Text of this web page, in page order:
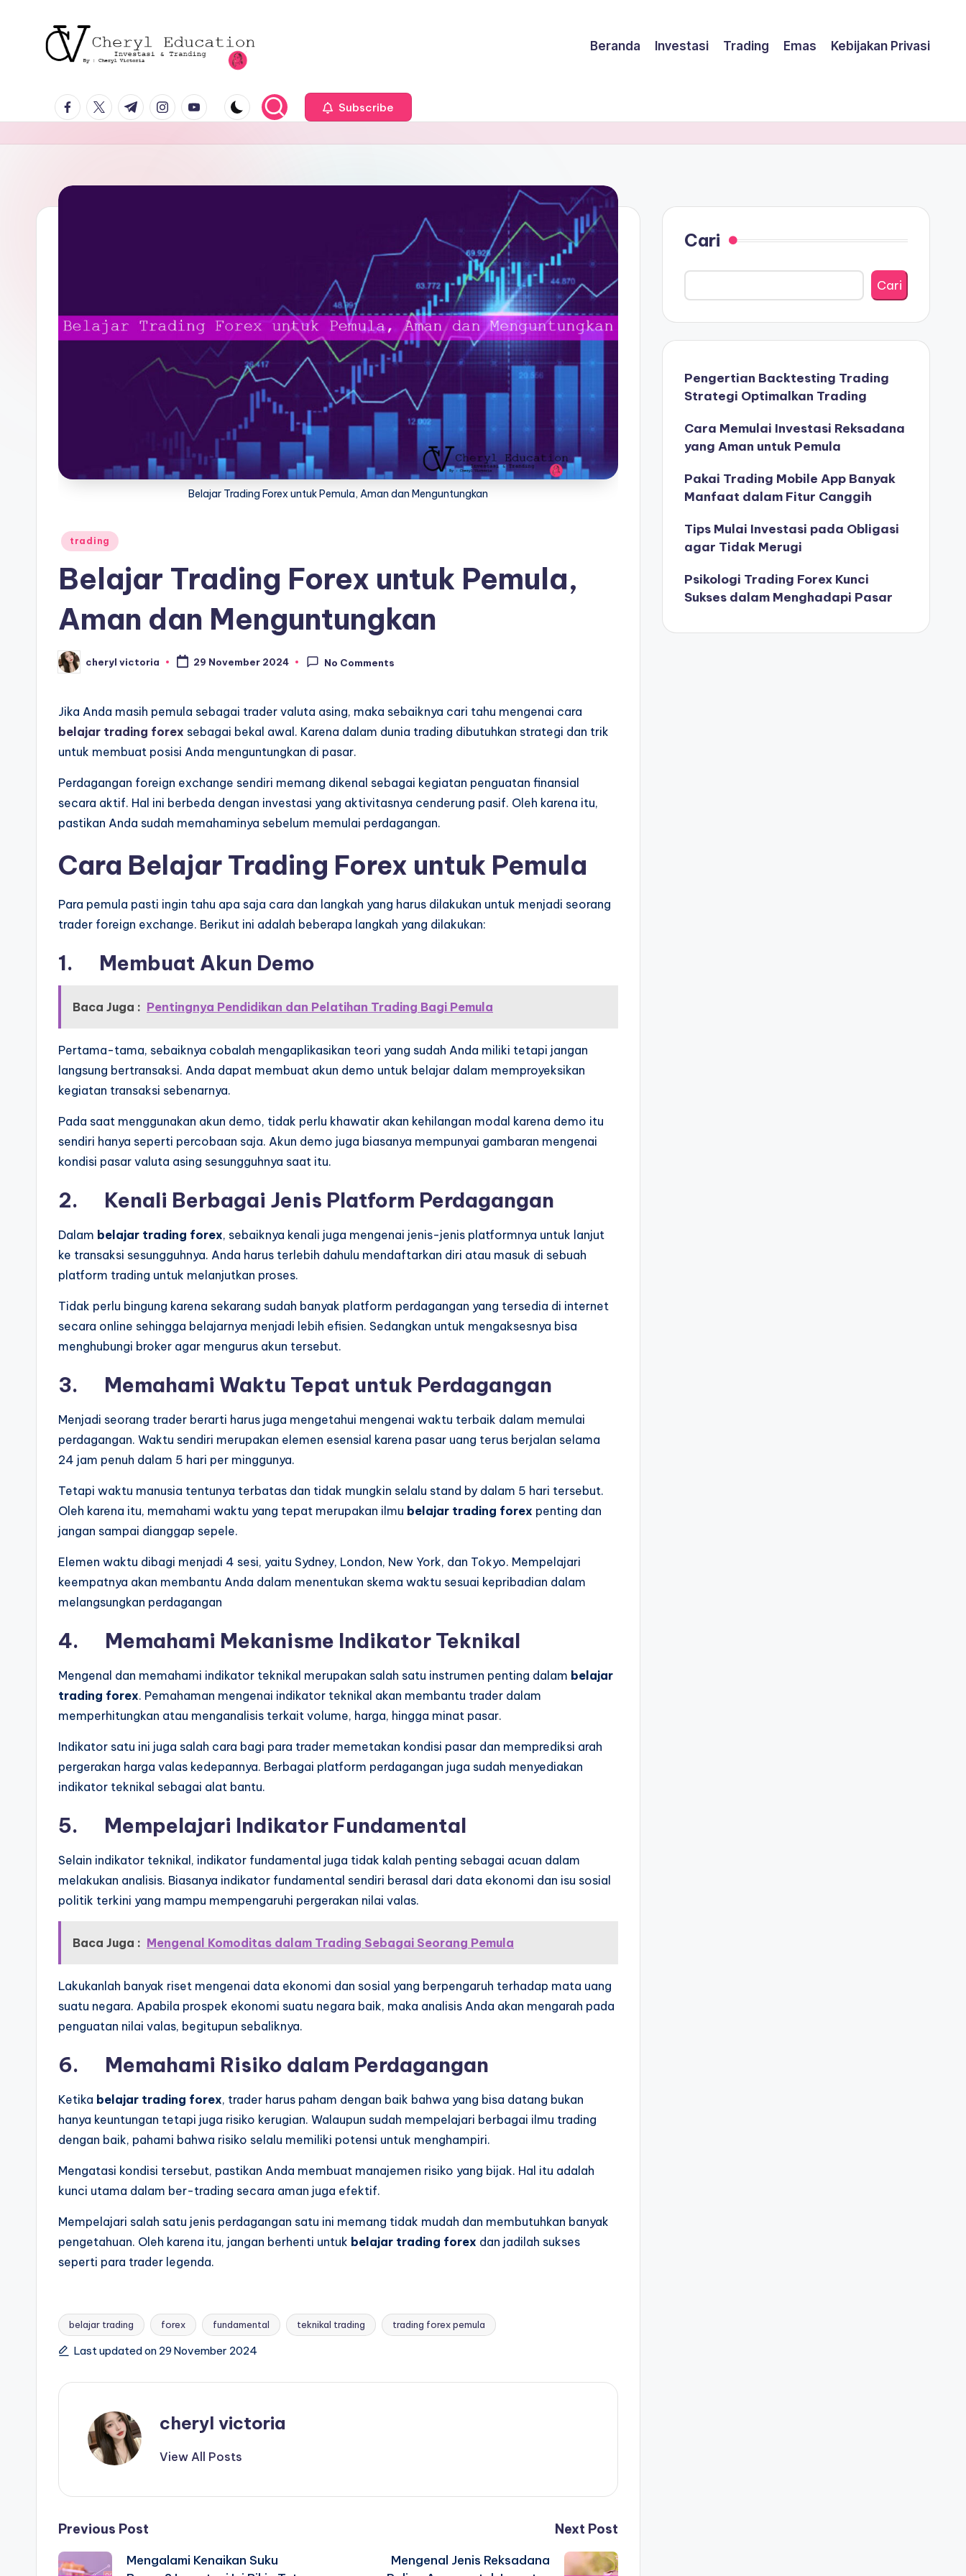
Beranda Investasi Trading Emas Kebijakan Privasi
facebook.com
twitter.com
t.me instagram.com
youtube.com Subscribe
Belajar Trading Forex untuk Pemula, Aman dan Menguntungkan
Posted
trading
Belajar Trading Forex untuk Pemula,
Aman dan Menguntungkan
Posted
by
cheryl victoria 29 November 2024 No Comments
Jika Anda masih pemula sebagai trader valuta asing, maka sebaiknya cari tahu mengenai cara
belajar trading forex sebagai bekal awal. Karena dalam dunia trading dibutuhkan strategi dan trik
untuk membuat posisi Anda menguntungkan di pasar.
Perdagangan foreign exchange sendiri memang dikenal sebagai kegiatan penguatan finansial
secara aktif. Hal ini berbeda dengan investasi yang aktivitasnya cenderung pasif. Oleh karena itu,
pastikan Anda sudah memahaminya sebelum memulai perdagangan.
Cara Belajar Trading Forex untuk Pemula
Para pemula pasti ingin tahu apa saja cara dan langkah yang harus dilakukan untuk menjadi seorang
trader foreign exchange. Berikut ini adalah beberapa langkah yang dilakukan:
1. Membuat Akun Demo
Baca Juga : Pentingnya Pendidikan dan Pelatihan Trading Bagi Pemula
Pertama-tama, sebaiknya cobalah mengaplikasikan teori yang sudah Anda miliki tetapi jangan
langsung bertransaksi. Anda dapat membuat akun demo untuk belajar dalam memproyeksikan
kegiatan transaksi sebenarnya.
Pada saat menggunakan akun demo, tidak perlu khawatir akan kehilangan modal karena demo itu
sendiri hanya seperti percobaan saja. Akun demo juga biasanya mempunyai gambaran mengenai
kondisi pasar valuta asing sesungguhnya saat itu.
2. Kenali Berbagai Jenis Platform Perdagangan
Dalam belajar trading forex, sebaiknya kenali juga mengenai jenis-jenis platformnya untuk lanjut
ke transaksi sesungguhnya. Anda harus terlebih dahulu mendaftarkan diri atau masuk di sebuah
platform trading untuk melanjutkan proses.
Tidak perlu bingung karena sekarang sudah banyak platform perdagangan yang tersedia di internet
secara online sehingga belajarnya menjadi lebih efisien. Sedangkan untuk mengaksesnya bisa
menghubungi broker agar mengurus akun tersebut.
3. Memahami Waktu Tepat untuk Perdagangan
Menjadi seorang trader berarti harus juga mengetahui mengenai waktu terbaik dalam memulai
perdagangan. Waktu sendiri merupakan elemen esensial karena pasar uang terus berjalan selama
24 jam penuh dalam 5 hari per minggunya.
Tetapi waktu manusia tentunya terbatas dan tidak mungkin selalu stand by dalam 5 hari tersebut.
Oleh karena itu, memahami waktu yang tepat merupakan ilmu belajar trading forex penting dan
jangan sampai dianggap sepele.
Elemen waktu dibagi menjadi 4 sesi, yaitu Sydney, London, New York, dan Tokyo. Mempelajari
keempatnya akan membantu Anda dalam menentukan skema waktu sesuai kepribadian dalam
melangsungkan perdagangan
4. Memahami Mekanisme Indikator Teknikal
Mengenal dan memahami indikator teknikal merupakan salah satu instrumen penting dalam belajar
trading forex. Pemahaman mengenai indikator teknikal akan membantu trader dalam
memperhitungkan atau menganalisis terkait volume, harga, hingga minat pasar.
Indikator satu ini juga salah cara bagi para trader memetakan kondisi pasar dan memprediksi arah
pergerakan harga valas kedepannya. Berbagai platform perdagangan juga sudah menyediakan
indikator teknikal sebagai alat bantu.
5. Mempelajari Indikator Fundamental
Selain indikator teknikal, indikator fundamental juga tidak kalah penting sebagai acuan dalam
melakukan analisis. Biasanya indikator fundamental sendiri berasal dari data ekonomi dan isu sosial
politik terkini yang mampu mempengaruhi pergerakan nilai valas.
Baca Juga : Mengenal Komoditas dalam Trading Sebagai Seorang Pemula
Lakukanlah banyak riset mengenai data ekonomi dan sosial yang berpengaruh terhadap mata uang
suatu negara. Apabila prospek ekonomi suatu negara baik, maka analisis Anda akan mengarah pada
penguatan nilai valas, begitupun sebaliknya.
6. Memahami Risiko dalam Perdagangan
Ketika belajar trading forex, trader harus paham dengan baik bahwa yang bisa datang bukan
hanya keuntungan tetapi juga risiko kerugian. Walaupun sudah mempelajari berbagai ilmu trading
dengan baik, pahami bahwa risiko selalu memiliki potensi untuk menghampiri.
Mengatasi kondisi tersebut, pastikan Anda membuat manajemen risiko yang bijak. Hal itu adalah
kunci utama dalam ber-trading secara aman juga efektif.
Mempelajari salah satu jenis perdagangan satu ini memang tidak mudah dan membutuhkan banyak
pengetahuan. Oleh karena itu, jangan berhenti untuk belajar trading forex dan jadilah sukses
seperti para trader legenda.
Tags:
belajar trading forex fundamental teknikal trading trading forex pemula
Last updated on 29 November 2024
cheryl victoria
View All Posts
Post
Previous Post
Mengalami Kenaikan Suku
Next Post
Mengenal Jenis Reksadana
Cari
Cari
Pengertian Backtesting Trading
Strategi Optimalkan Trading
Cara Memulai Investasi Reksadana
yang Aman untuk Pemula
Pakai Trading Mobile App Banyak
Manfaat dalam Fitur Canggih
Tips Mulai Investasi pada Obligasi
agar Tidak Merugi
Psikologi Trading Forex Kunci
Sukses dalam Menghadapi Pasar